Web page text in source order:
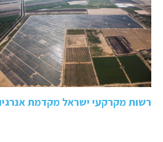
רשות מקרקעי ישראל מקדמת